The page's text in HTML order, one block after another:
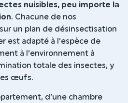
nuisibles, peu importe la
. Chacune de nos
un plan de désinsectisation
est adapté à l’espèce de
à l’environnement à
totale des insectes, y
œufs.
d’une chambre